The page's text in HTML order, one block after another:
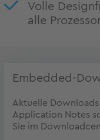
Volle
alle
Embedded-
Aktuelle
Application Notes
Sie im